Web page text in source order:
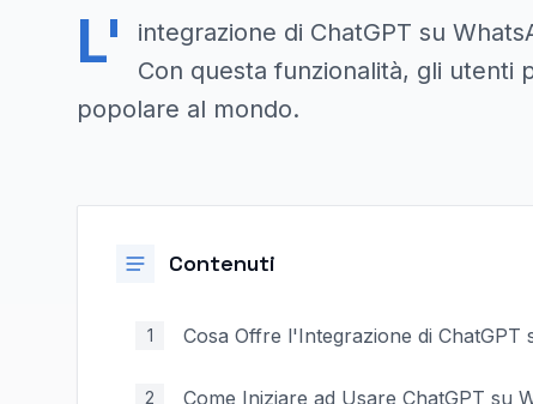
L'
integrazione di ChatGPT su
Con questa funzionalità, gli utenti
popolare al mondo.
Contenuti
1 Cosa Offre l'Integrazione di ChatGPT
2 Come Iniziare ad Usare ChatGPT su